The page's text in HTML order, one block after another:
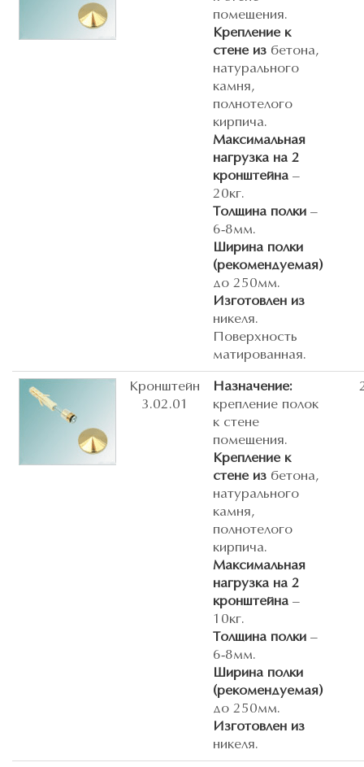
помещения.
Крепление к
стене из бетона,
натурального
камня,
полнотелого
кирпича.
Максимальная
нагрузка на 2
кронштейна –
20кг.
Толщина полки –
6-8мм.
Ширина полки
(рекомендуемая)
до 250мм.
Изготовлен из
никеля.
Поверхность
матированная.
Кронштейн
3.02.01
Назначение:
крепление полок
к стене
помещения.
Крепление к
стене из бетона,
натурального
камня,
полнотелого
кирпича.
Максимальная
нагрузка на 2
кронштейна –
10кг.
Толщина полки –
6-8мм.
Ширина полки
(рекомендуемая)
до 250мм.
Изготовлен из
никеля.